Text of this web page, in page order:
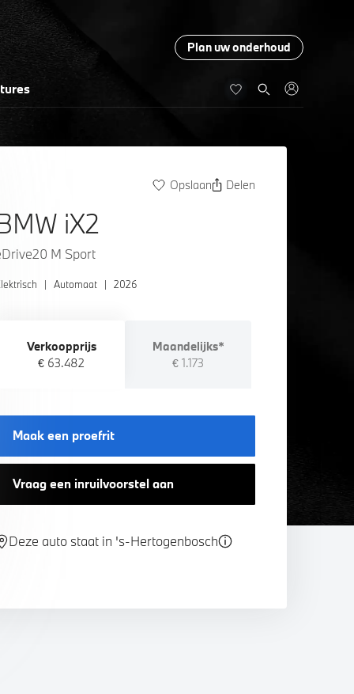
Plan uw onderhoud
Opslaan Delen
iX2
M Sport
| Automaat | 2026
Verkoopprijs
€ 63.482
Maandelijks*
€ 1.173
Maak een proefrit
Vraag een inruilvoorstel aan
Deze auto staat in 's-Hertogenbosch